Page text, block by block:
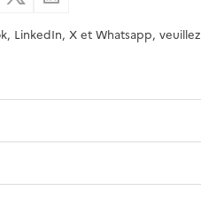
LinkedIn, X et Whatsapp, veuillez